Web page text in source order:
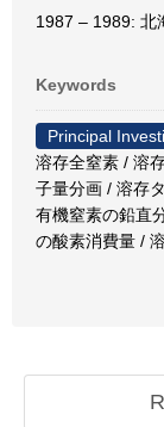
1987 – 1989: 北
Keywords
Principal
溶存全窒素 / 溶
子量分画 / 溶存
有機窒素の鉛直
の酸素消費量 /